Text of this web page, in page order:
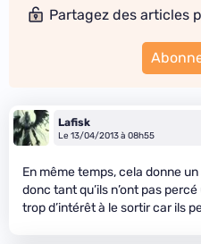
Partagez des articles
Lafisk
Le 13/04/2013 à 08h55
En même temps, cela donne
donc tant qu’ils n’ont pas
trop d’intérêt à le sortir car ils